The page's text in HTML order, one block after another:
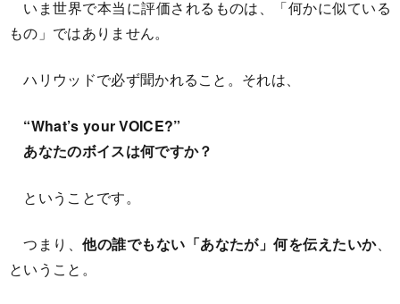
いま世界で本当に評価されるものは、「何かに似ている
もの」ではありません。
ハリウッドで必ず聞かれること。それは、
“What’s your VOICE?”
あなたのボイスは何ですか？
ということです。
つまり、他の誰でもない「あなたが」何を伝えたいか、
ということ。